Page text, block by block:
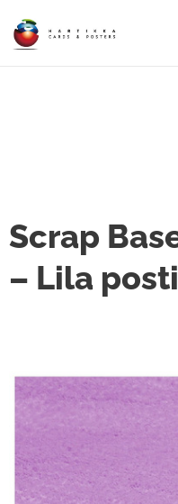
Scrap
– Lila